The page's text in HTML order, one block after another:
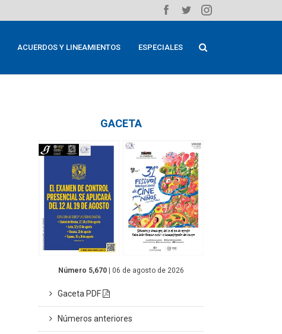
ACUERDOS Y LINEAMIENTOS ESPECIALES
GACETA
Número 5,670 | 06 de agosto de 2026
Gaceta PDF
Números anteriores